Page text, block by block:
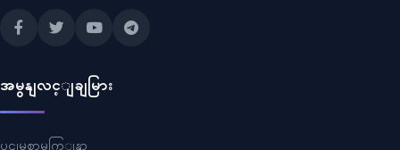
အမွနျလင့ျချမြား